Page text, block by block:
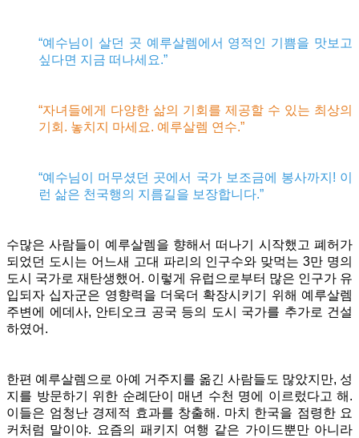
“예수님이 살던 곳 예루살렘에서 영적인 기쁨을 맛보고
싶다면 지금 떠나세요.”
“자녀들에게 다양한 삶의 기회를 제공할 수 있는 최상의
기회. 놓치지 마세요. 예루살렘 연수.”
“예수님이 머무셨던 곳에서 국가 보조금에 봉사까지! 이
런 삶은 천국행의 지름길을 보장합니다.”
수많은 사람들이 예루살렘을 향해서 떠나기 시작했고 폐허가
되었던 도시는 어느새 고대 파리의 인구수와 맞먹는 3만 명의
도시 국가로 재탄생했어. 이렇게 유럽으로부터 많은 인구가 유
입되자 십자군은 영향력을 더욱더 확장시키기 위해 예루살렘
주변에 에데사, 안티오크 공국 등의 도시 국가를 추가로 건설
하였어.
한편 예루살렘으로 아예 거주지를 옮긴 사람들도 많았지만, 성
지를 방문하기 위한 순례단이 매년 수천 명에 이르렀다고 해.
이들은 엄청난 경제적 효과를 창출해. 마치 한국을 점령한 요
커처럼 말이야. 요즘의 패키지 여행 같은 가이드뿐만 아니라